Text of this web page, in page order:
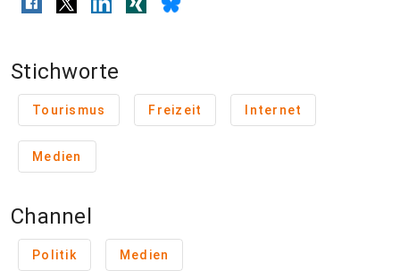
Stichworte
Tourismus Freizeit Internet
Medien
Channel
Politik Medien